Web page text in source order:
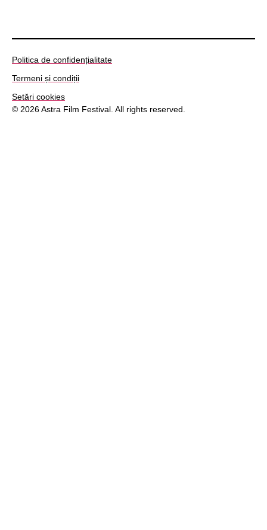
Politica de confidențialitate
Termeni și condiții
Setări cookies
© 2026 Astra Film Festival. All rights reserved.